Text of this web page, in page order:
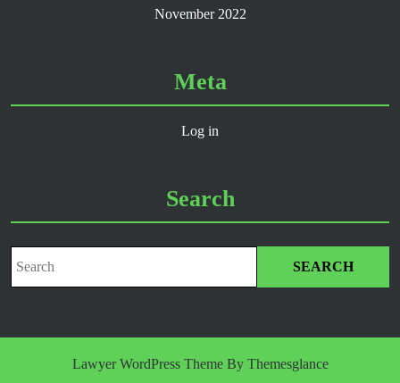
November 2022
Meta
Log in
Search
Lawyer WordPress ThemeBy Themesglance